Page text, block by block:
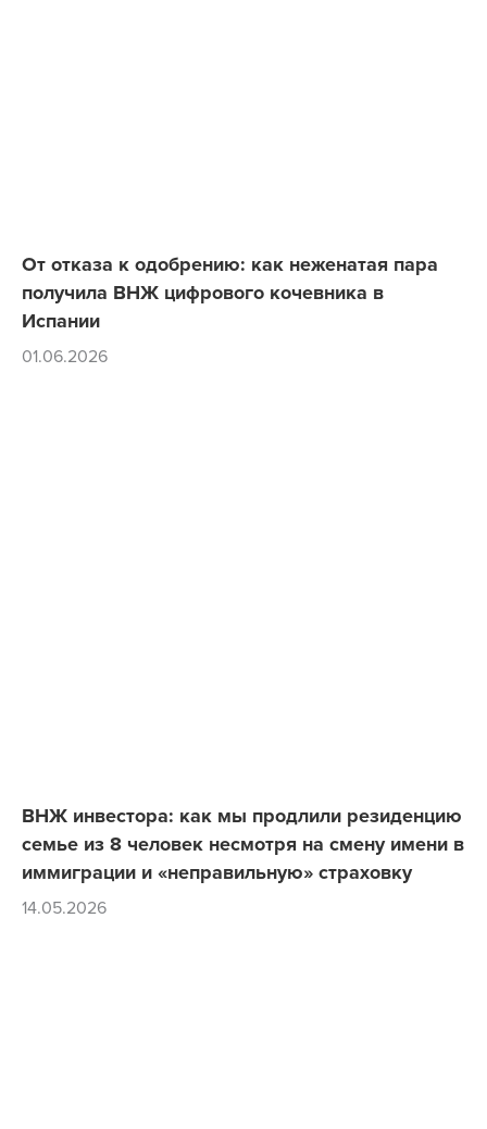
От отказа к одобрению: как неженатая пара
получила ВНЖ цифрового кочевника в
Испании
01.06.2026
ВНЖ инвестора: как мы продлили резиденцию
семье из 8 человек несмотря на смену имени в
иммиграции и «неправильную» страховку
14.05.2026